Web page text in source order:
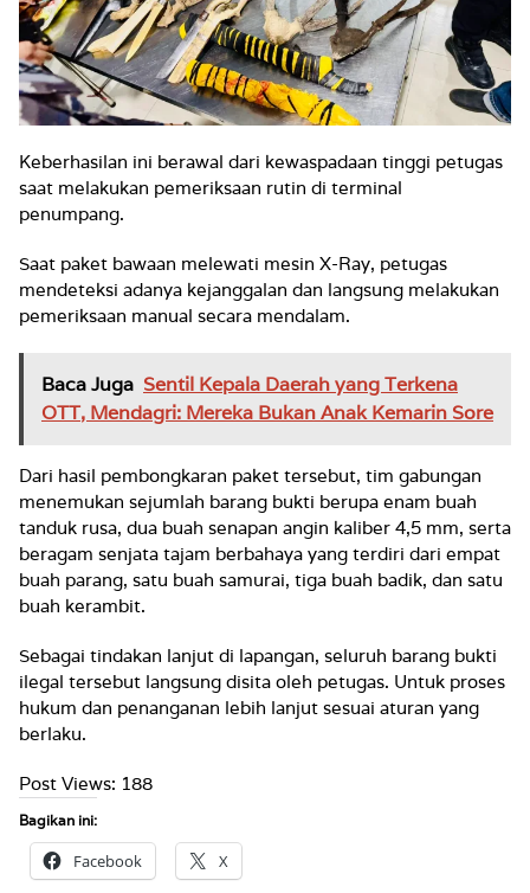
Keberhasilan ini berawal dari kewaspadaan tinggi petugas
saat melakukan pemeriksaan rutin di terminal
penumpang.
Saat paket bawaan melewati mesin X-Ray, petugas
mendeteksi adanya kejanggalan dan langsung melakukan
pemeriksaan manual secara mendalam.
Baca Juga Sentil Kepala Daerah yang Terkena
OTT, Mendagri: Mereka Bukan Anak Kemarin Sore
Dari hasil pembongkaran paket tersebut, tim gabungan
menemukan sejumlah barang bukti berupa enam buah
tanduk rusa, dua buah senapan angin kaliber 4,5 mm, serta
beragam senjata tajam berbahaya yang terdiri dari empat
buah parang, satu buah samurai, tiga buah badik, dan satu
buah kerambit.
Sebagai tindakan lanjut di lapangan, seluruh barang bukti
ilegal tersebut langsung disita oleh petugas. Untuk proses
hukum dan penanganan lebih lanjut sesuai aturan yang
berlaku.
Post Views: 188
Bagikan ini:
Facebook X